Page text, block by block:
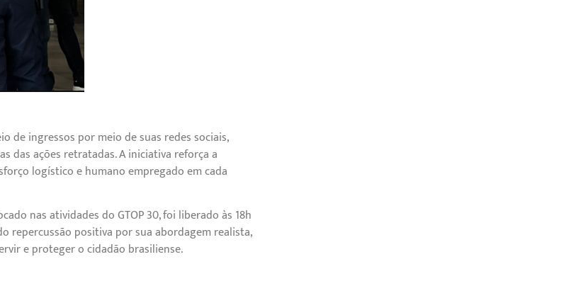
de ingressos por meio de suas redes sociais,
das ações retratadas. A iniciativa reforça a
logístico e humano empregado em cada
nas atividades do GTOP 30, foi liberado às 18h
repercussão positiva por sua abordagem realista,
e proteger o cidadão brasiliense.